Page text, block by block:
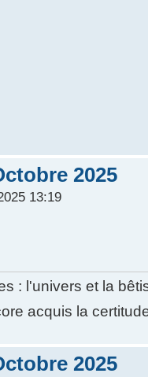
2025
13:19
: l'univers et la
acquis la
2025